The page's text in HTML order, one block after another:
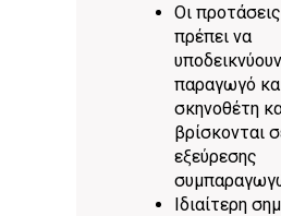
Οι
πρέπει να
υποδεικνύουν
παραγωγό
σκηνοθέτη
βρίσκονται
εξεύρεσης
Ιδιαίτερη